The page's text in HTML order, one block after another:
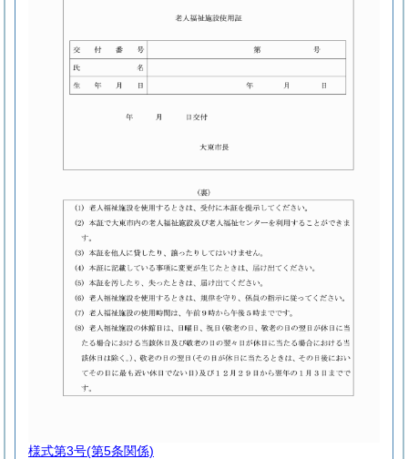
様式第3号(第5条関係)